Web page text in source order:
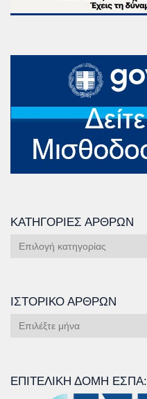
ΚΑΤΗΓΟΡΊΕΣ ΆΡΘΡΩΝ
Κατηγορίες
ΙΣΤΟΡΙΚΌ ΆΡΘΡΩΝ
Ιστορικό
ΕΠΙΤΕΛΙΚΉ ΔΟΜΉ ΕΣΠΑ: